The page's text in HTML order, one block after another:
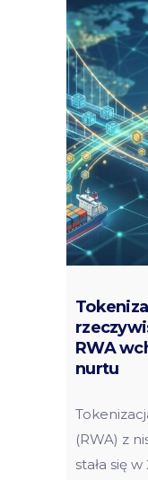
RWA
nurtu
(RWA) z
stała się